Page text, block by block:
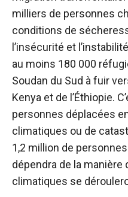
milliers de personnes
conditions de
l’insécurité et
au moins 180 000
Soudan du Sud à fuir
Kenya et de l’Éthiopie.
personnes déplacées
climatiques ou de
1,2 million de
dépendra de la
climatiques se